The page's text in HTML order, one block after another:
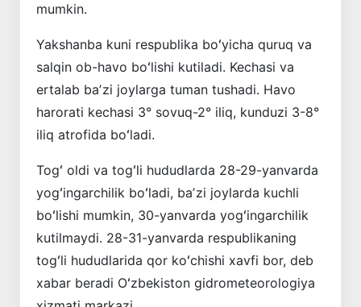
mumkin.
Yakshanba kuni respublika boʻyicha quruq va
salqin ob-havo boʻlishi kutiladi. Kechasi va
ertalab baʼzi joylarga tuman tushadi. Havo
harorati kechasi 3° sovuq-2° iliq, kunduzi 3-8°
iliq atrofida boʻladi.
Togʻ oldi va togʻli hududlarda 28-29-yanvarda
yogʻingarchilik boʻladi, baʼzi joylarda kuchli
boʻlishi mumkin, 30-yanvarda yogʻingarchilik
kutilmaydi. 28-31-yanvarda respublikaning
togʻli hududlarida qor koʻchishi xavfi bor, deb
xabar beradi Oʻzbekiston gidrometeorologiya